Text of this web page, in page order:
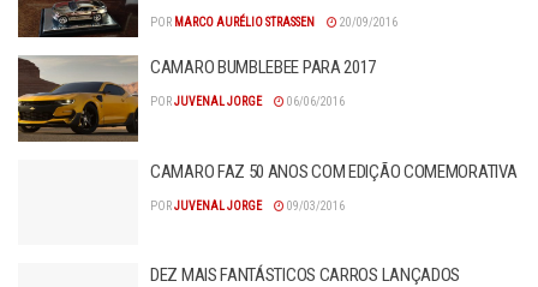
POR MARCO AURÉLIO STRASSEN 20/09/2016
CAMARO BUMBLEBEE PARA 2017
PORJUVENAL JORGE 06/06/2016
CAMARO FAZ 50 ANOS COM EDIÇÃO COMEMORATIVA
PORJUVENAL JORGE 09/03/2016
DEZ MAIS FANTÁSTICOS CARROS LANÇADOS